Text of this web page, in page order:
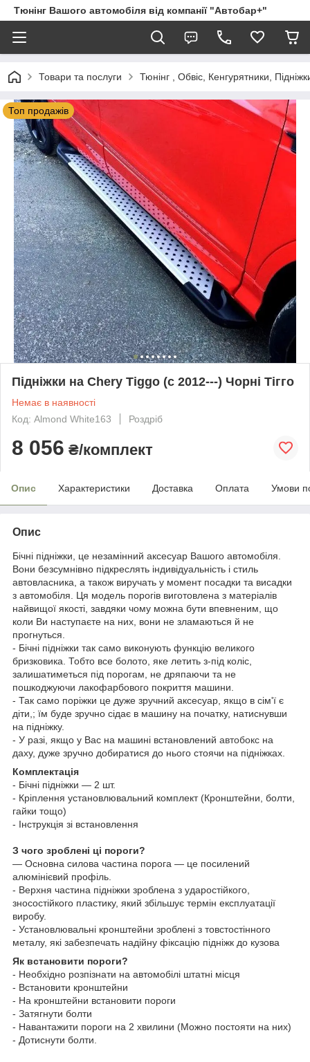
Тюнінг Вашого автомобіля від компанії "Автобар+"
Товари та послуги Тюнінг , Обвіс, Кенгурятники,
Топ продажів
Підніжки на Chery Tiggo (c 2012---) Чорні Тігго
Немає в наявності
Код: Almond White163
Роздріб
8 056 ₴/комплект
Опис Характеристики Доставка Оплата Умови
Опис
Бічні підніжки, це незамінний аксесуар Вашого автомобіля.
Вони безсумнівно підкреслять індивідуальність і стиль
автовласника, а також виручать у момент посадки та висадки
з автомобіля. Ця модель порогів виготовлена з матеріалів
найвищої якості, завдяки чому можна бути впевненим, що
коли Ви наступаєте на них, вони не зламаються й не
прогнуться.
- Бічні підніжки так само виконують функцію великого
бризковика. Тобто все болото, яке летить з-під коліс,
залишатиметься під порогам, не дряпаючи та не
пошкоджуючи лакофарбового покриття машини.
- Так само поріжки це дуже зручний аксесуар, якщо в сім'ї є
діти,; їм буде зручно сідає в машину на початку, натиснувши
на підніжку.
- У разі, якщо у Вас на машині встановлений автобокс на
даху, дуже зручно добиратися до нього стоячи на підніжках.
Комплектація
- Бічні підніжки — 2 шт.
- Кріплення установлювальний комплект (Кронштейни, болти,
гайки тощо)
- Інструкція зі встановлення
З чого зроблені ці пороги?
— Основна силова частина порога — це посилений
алюмінієвий профіль.
- Верхня частина підніжки зроблена з ударостійкого,
зносостійкого пластику, який збільшує термін експлуатації
виробу.
- Установлювальні кронштейни зроблені з товстостінного
металу, які забезпечать надійну фіксацію підніжк до кузова
Як встановити пороги?
- Необхідно розпізнати на автомобілі штатні місця
- Встановити кронштейни
- На кронштейни встановити пороги
- Затягнути болти
- Навантажити пороги на 2 хвилини (Можно постояти на них)
- Дотиснути болти.